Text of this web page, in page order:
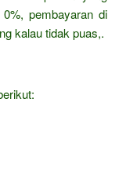
pembayaran di
kalau tidak puas,.